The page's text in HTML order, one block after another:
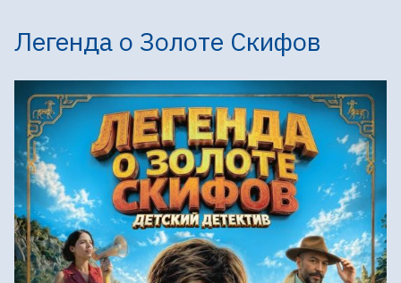
Легенда о Золоте Скифов